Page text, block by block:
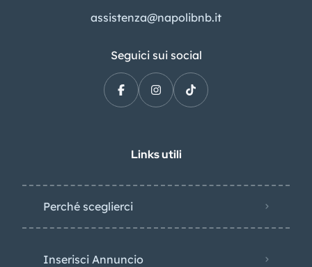
assistenza@napolibnb.it
Seguici sui social
Links utili
Perché sceglierci
Inserisci Annuncio